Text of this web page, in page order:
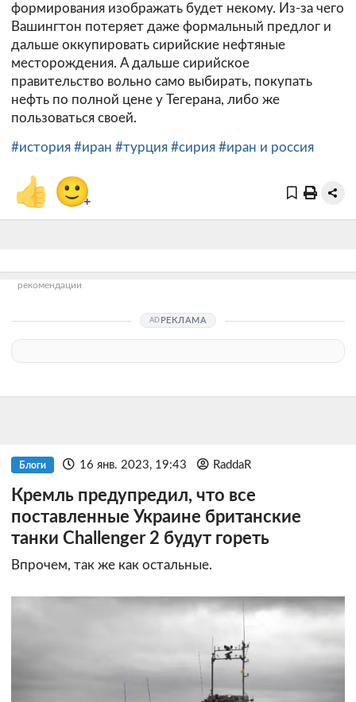
формирования изображать будет некому. Из-за чего
Вашингтон потеряет даже формальный предлог и
дальше оккупировать сирийские нефтяные
месторождения. А дальше сирийское
правительство вольно само выбирать, покупать
нефть по полной цене у Тегерана, либо же
пользоваться своей.
#история #иран #турция #сирия #иран и россия
👍 🙂
+
рекомендации
РЕКЛАМА
Блоги 16 янв. 2023, 19:43 RaddaR
Кремль предупредил, что все
поставленные Украине британские
танки Challenger 2 будут гореть
Впрочем, так же как остальные.